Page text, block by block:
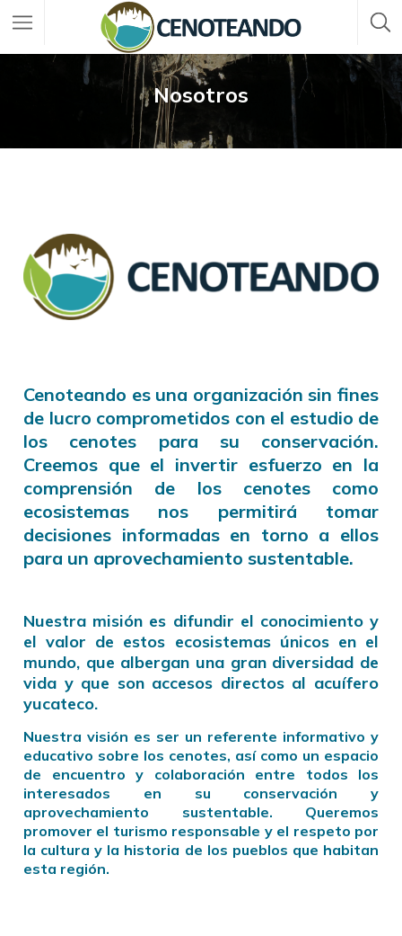
Nosotros
Cenoteando es una organización sin fines
de lucro comprometidos con el estudio de
los cenotes para su conservación.
Creemos que el invertir esfuerzo en la
comprensión de los cenotes como
ecosistemas nos permitirá tomar
decisiones informadas en torno a ellos
para un aprovechamiento sustentable.
Nuestra misión es difundir el conocimiento y
el valor de estos ecosistemas únicos en el
mundo, que albergan una gran diversidad de
vida y que son accesos directos al acuífero
yucateco.
Nuestra visión es ser un referente informativo y
educativo sobre los cenotes, así como un espacio
de encuentro y colaboración entre todos los
interesados en su conservación y
aprovechamiento sustentable. Queremos
promover el turismo responsable y el respeto por
la cultura y la historia de los pueblos que habitan
esta región.